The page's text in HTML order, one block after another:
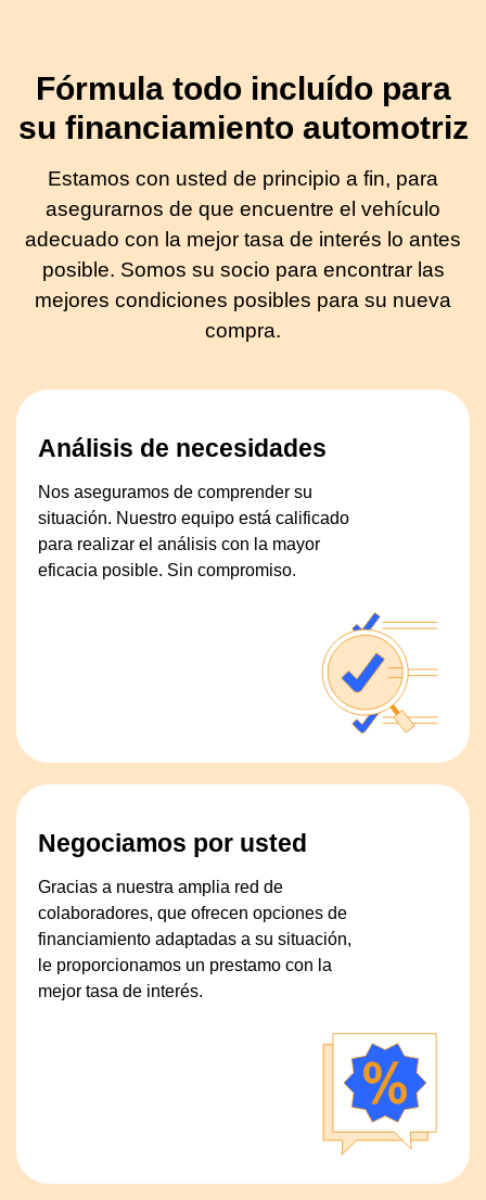
Fórmula todo incluído para
su financiamiento automotriz
Estamos con usted de principio a fin, para
asegurarnos de que encuentre el vehículo
adecuado con la mejor tasa de interés lo antes
posible. Somos su socio para encontrar las
mejores condiciones posibles para su nueva
compra.
Análisis de necesidades
Nos aseguramos de comprender su
situación. Nuestro equipo está calificado
para realizar el análisis con la mayor
eficacia posible. Sin compromiso.
Negociamos por usted
Gracias a nuestra amplia red de
colaboradores, que ofrecen opciones de
financiamiento adaptadas a su situación,
le proporcionamos un prestamo con la
mejor tasa de interés.